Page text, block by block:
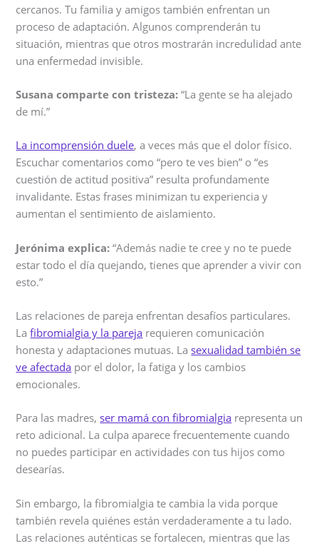
cercanos. Tu familia y amigos también enfrentan un
proceso de adaptación. Algunos comprenderán tu
situación, mientras que otros mostrarán incredulidad ante
una enfermedad invisible.
Susana comparte con tristeza: “La gente se ha alejado
de mí.”
La incomprensión duele, a veces más que el dolor físico.
Escuchar comentarios como “pero te ves bien” o “es
cuestión de actitud positiva” resulta profundamente
invalidante. Estas frases minimizan tu experiencia y
aumentan el sentimiento de aislamiento.
Jerónima explica: “Además nadie te cree y no te puede
estar todo el día quejando, tienes que aprender a vivir con
esto.”
Las relaciones de pareja enfrentan desafíos particulares.
Lafibromialgia y la pareja requieren comunicación
honesta y adaptaciones mutuas. La sexualidad también se
ve afectada por el dolor, la fatiga y los cambios
emocionales.
Para las madres,ser mamá con fibromialgia representa un
reto adicional. La culpa aparece frecuentemente cuando
no puedes participar en actividades con tus hijos como
desearías.
Sin embargo, la fibromialgia te cambia la vida porque
también revela quiénes están verdaderamente a tu lado.
Las relaciones auténticas se fortalecen, mientras que las